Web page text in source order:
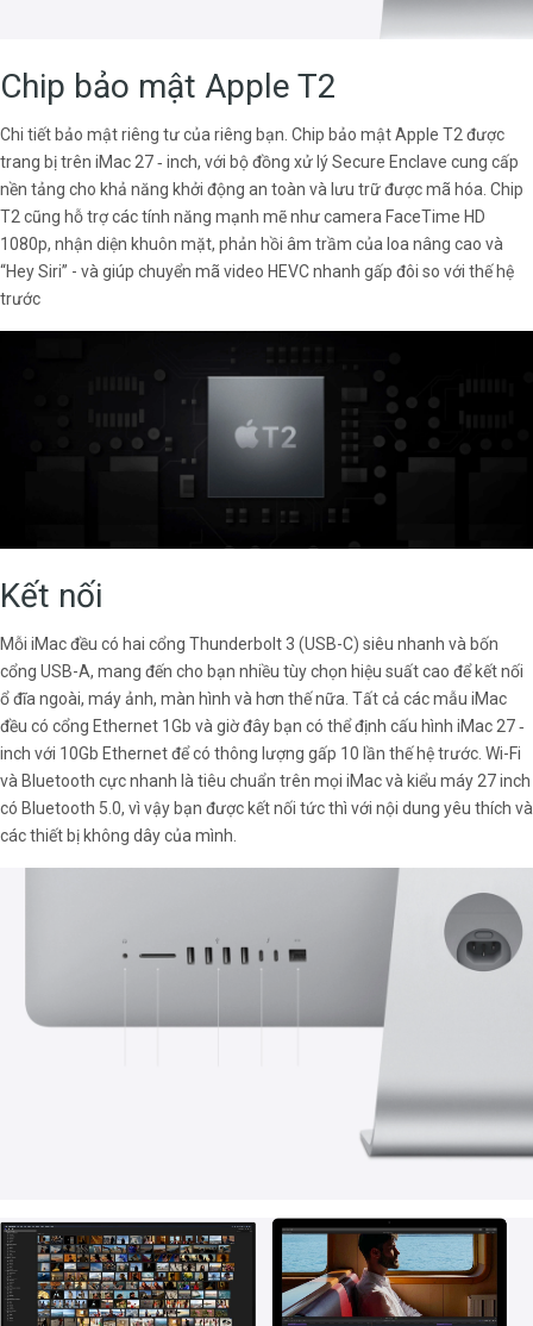
Chip bảo mật Apple T2
Chi tiết bảo mật riêng tư của riêng bạn. Chip bảo mật Apple T2 được
trang bị trên iMac 27 ‑ inch, với bộ đồng xử lý Secure Enclave cung cấp
nền tảng cho khả năng khởi động an toàn và lưu trữ được mã hóa. Chip
T2 cũng hỗ trợ các tính năng mạnh mẽ như camera FaceTime HD
1080p, nhận diện khuôn mặt, phản hồi âm trầm của loa nâng cao và
“Hey Siri” - và giúp chuyển mã video HEVC nhanh gấp đôi so với thế hệ
trước
Kết nối
Mỗi iMac đều có hai cổng Thunderbolt 3 (USB-C) siêu nhanh và bốn
cổng USB-A, mang đến cho bạn nhiều tùy chọn hiệu suất cao để kết nối
ổ đĩa ngoài, máy ảnh, màn hình và hơn thế nữa. Tất cả các mẫu iMac
đều có cổng Ethernet 1Gb và giờ đây bạn có thể định cấu hình iMac 27 ‑
inch với 10Gb Ethernet để có thông lượng gấp 10 lần thế hệ trước. Wi-Fi
và Bluetooth cực nhanh là tiêu chuẩn trên mọi iMac và kiểu máy 27 inch
có Bluetooth 5.0, vì vậy bạn được kết nối tức thì với nội dung yêu thích và
các thiết bị không dây của mình.